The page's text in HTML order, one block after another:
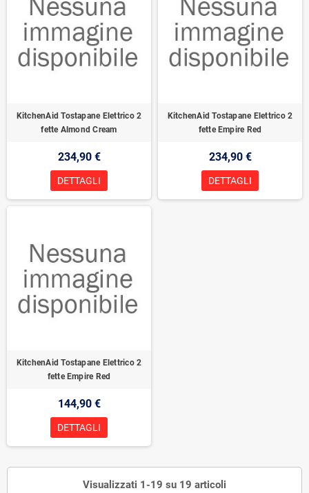
KitchenAid Tostapane Elettrico 2
fette Almond Cream
234,90 €
DETTAGLI
KitchenAid Tostapane Elettrico 2
fette Empire Red
234,90 €
DETTAGLI
KitchenAid Tostapane Elettrico 2
fette Empire Red
144,90 €
DETTAGLI
Visualizzati 1-19 su 19 articoli